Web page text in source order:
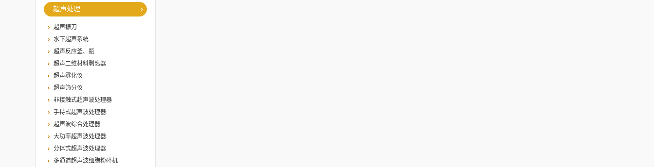
超声处理
超声振刀
水下超声系统
超声反应釜、瓶
超声二维材料剥离器
超声雾化仪
超声筛分仪
非接触式超声波处理器
手持式超声波处理器
超声波综合处理器
大功率超声波处理器
分体式超声波处理器
多通道超声波细胞粉碎机